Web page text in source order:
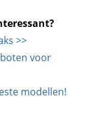
>>
voor
modellen!